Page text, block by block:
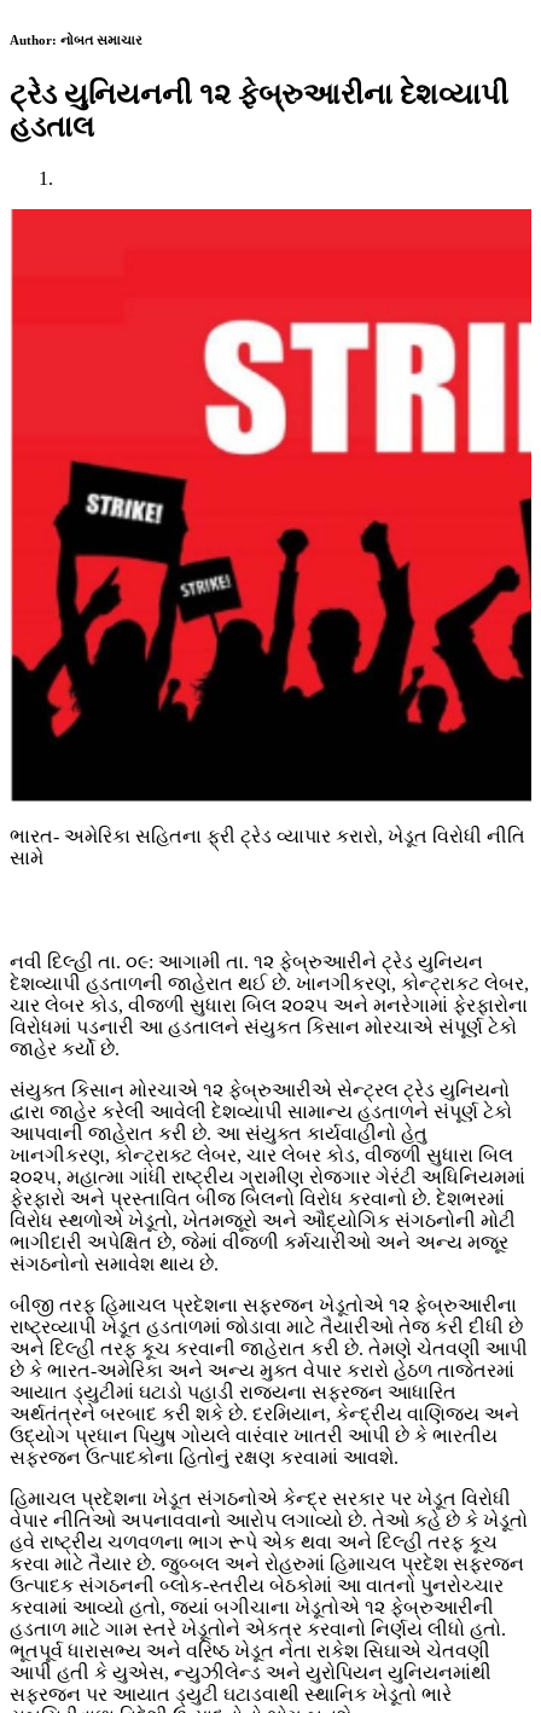
Author: નોબત સમાચાર
ટ્રેડ યુનિયનની ૧૨ ફેબ્રુઆરીના દેશવ્યાપી
હડતાલ
ભારત- અમેરિકા સહિતના ફ્રી ટ્રેડ વ્યાપાર કરારો, ખેડૂત વિરોધી નીતિ
સામે
નવી દિલ્હી તા. ૦૯: આગામી તા. ૧૨ ફેબ્રુઆરીને ટ્રેડ યુનિયન
દેશવ્યાપી હડતાળની જાહેરાત થઈ છે. ખાનગીકરણ, કોન્ટ્રાકટ લેબર,
ચાર લેબર કોડ, વીજળી સુધારા બિલ ૨૦૨૫ અને મનરેગામાં ફેરફારોના
વિરોધમાં પડનારી આ હડતાલને સંયુકત કિસાન મોરચાએ સંપૂર્ણ ટેકો
જાહેર કર્યો છે.
સંયુક્ત કિસાન મોરચાએ ૧૨ ફેબ્રુઆરીએ સેન્ટ્રલ ટ્રેડ યુનિયનો
દ્વારા જાહેર કરેલી આવેલી દેશવ્યાપી સામાન્ય હડતાળને સંપૂર્ણ ટેકો
આપવાની જાહેરાત કરી છે. આ સંયુક્ત કાર્યવાહીનો હેતુ
ખાનગીકરણ, કોન્ટ્રાક્ટ લેબર, ચાર લેબર કોડ, વીજળી સુધારા બિલ
૨૦૨૫, મહાત્મા ગાંધી રાષ્ટ્રીય ગ્રામીણ રોજગાર ગેરંટી અધિનિયમમાં
ફેરફારો અને પ્રસ્તાવિત બીજ બિલનો વિરોધ કરવાનો છે. દેશભરમાં
વિરોધ સ્થળોએ ખેડૂતો, ખેતમજૂરો અને ઔદ્યોગિક સંગઠનોની મોટી
ભાગીદારી અપેક્ષિત છે, જેમાં વીજળી કર્મચારીઓ અને અન્ય મજૂર
સંગઠનોનો સમાવેશ થાય છે.
બીજી તરફ હિમાચલ પ્રદેશના સફરજન ખેડૂતોએ ૧૨ ફેબ્રુઆરીના
રાષ્ટ્રવ્યાપી ખેડૂત હડતાળમાં જોડાવા માટે તૈયારીઓ તેજ કરી દીધી છે
અને દિલ્હી તરફ કૂચ કરવાની જાહેરાત કરી છે. તેમણે ચેતવણી આપી
છે કે ભારત-અમેરિકા અને અન્ય મુક્ત વેપાર કરારો હેઠળ તાજેતરમાં
આયાત ડ્યુટીમાં ઘટાડો પહાડી રાજ્યના સફરજન આધારિત
અર્થતંત્રને બરબાદ કરી શકે છે. દરમિયાન, કેન્દ્રીય વાણિજ્ય અને
ઉદ્યોગ પ્રધાન પિયુષ ગોયલે વારંવાર ખાતરી આપી છે કે ભારતીય
સફરજન ઉત્પાદકોના હિતોનું રક્ષણ કરવામાં આવશે.
હિમાચલ પ્રદેશના ખેડૂત સંગઠનોએ કેન્દ્ર સરકાર પર ખેડૂત વિરોધી
વેપાર નીતિઓ અપનાવવાનો આરોપ લગાવ્યો છે. તેઓ કહે છે કે ખેડૂતો
હવે રાષ્ટ્રીય ચળવળના ભાગ રૂપે એક થવા અને દિલ્હી તરફ કૂચ
કરવા માટે તૈયાર છે. જુબ્બલ અને રોહરુમાં હિમાચલ પ્રદેશ સફરજન
ઉત્પાદક સંગઠનની બ્લોક-સ્તરીય બેઠકોમાં આ વાતનો પુનરોચ્ચાર
કરવામાં આવ્યો હતો, જ્યાં બગીચાના ખેડૂતોએ ૧૨ ફેબ્રુઆરીની
હડતાળ માટે ગામ સ્તરે ખેડૂતોને એકત્ર કરવાનો નિર્ણય લીધો હતો.
ભૂતપૂર્વ ધારાસભ્ય અને વરિષ્ઠ ખેડૂત નેતા રાકેશ સિઘાએ ચેતવણી
આપી હતી કે યુએસ, ન્યુઝીલેન્ડ અને યુરોપિયન યુનિયનમાંથી
સફરજન પર આયાત ડ્યુટી ઘટાડવાથી સ્થાનિક ખેડૂતો ભારે